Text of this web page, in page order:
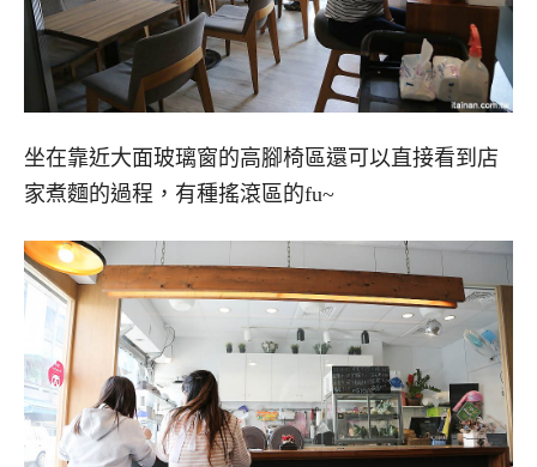
坐在靠近大面玻璃窗的高腳椅區還可以直接看到店
家煮麵的過程，有種搖滾區的fu~